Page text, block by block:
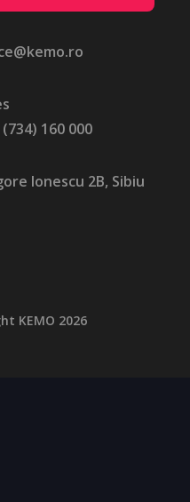
160 000
Ionescu 2B, Sibiu
KEMO 2026